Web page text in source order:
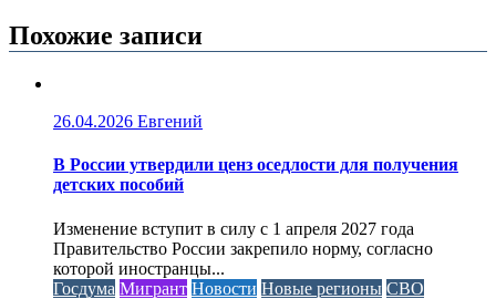
Похожие записи
26.04.2026 Евгений
В России утвердили ценз оседлости для получения
детских пособий
Изменение вступит в силу с 1 апреля 2027 года
Правительство России закрепило норму, согласно
которой иностранцы...
Госдума Мигрант Новости Новые регионы СВО